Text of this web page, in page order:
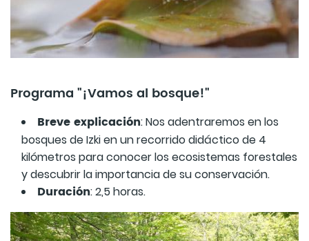
Programa "¡Vamos al bosque!"
Breve explicación: Nos adentraremos en los
bosques de Izki en un recorrido didáctico de 4
kilómetros para conocer los ecosistemas forestales
y descubrir la importancia de su conservación.
Duración: 2,5 horas.